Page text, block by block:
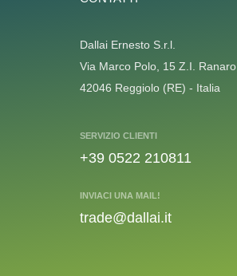
Dallai Ernesto S.r.l.
Via Marco Polo, 15 Z.I. Ranaro
42046 Reggiolo (RE) - Italia
SERVIZIO CLIENTI
+39 0522 210811
INVIACI UNA MAIL!
trade@dallai.it